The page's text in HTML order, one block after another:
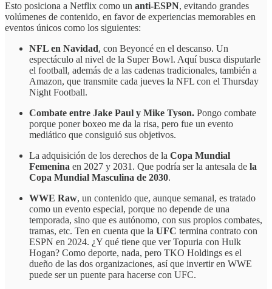
Esto posiciona a Netflix como un anti-ESPN, evitando grandes
volúmenes de contenido, en favor de experiencias memorables en
eventos únicos como los siguientes:
NFL en Navidad, con Beyoncé en el descanso. Un
espectáculo al nivel de la Super Bowl. Aquí busca disputarle
el football, además de a las cadenas tradicionales, también a
Amazon, que transmite cada jueves la NFL con el Thursday
Night Football.
Combate entre Jake Paul y Mike Tyson. Pongo combate
porque poner boxeo me da la risa, pero fue un evento
mediático que consiguió sus objetivos.
La adquisición de los derechos de la Copa Mundial
Femenina en 2027 y 2031. Que podría ser la antesala de la
Copa Mundial Masculina de 2030.
WWE Raw, un contenido que, aunque semanal, es tratado
como un evento especial, porque no depende de una
temporada, sino que es autónomo, con sus propios combates,
tramas, etc. Ten en cuenta que la UFC termina contrato con
ESPN en 2024. ¿Y qué tiene que ver Topuria con Hulk
Hogan? Como deporte, nada, pero TKO Holdings es el
dueño de las dos organizaciones, así que invertir en WWE
puede ser un puente para hacerse con UFC.